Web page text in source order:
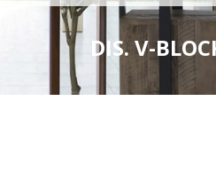
DIS. V-